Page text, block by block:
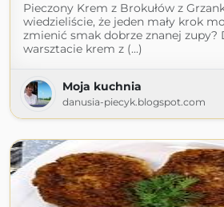
Pieczony Krem z Brokułów z
wiedzieliście, że jeden mały krok
zmienić smak dobrze znanej zupy?
warsztacie krem z (...)
Moja kuchnia
danusia-piecyk.blogspot.com